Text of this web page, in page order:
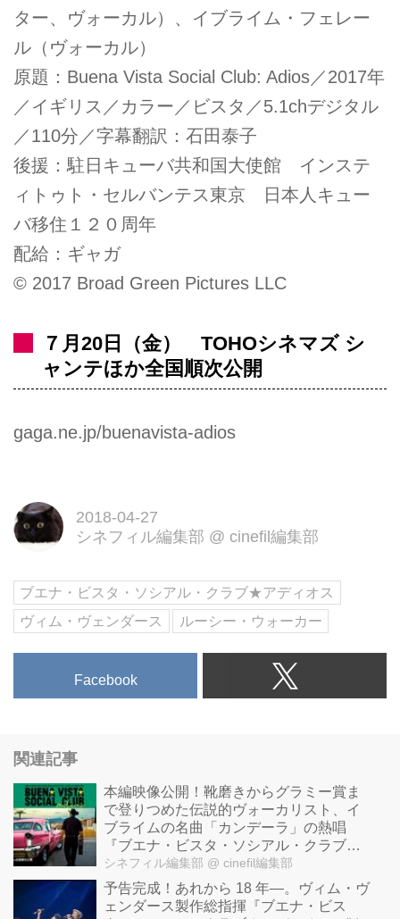
ター、ヴォーカル）、イブライム・フェレー
ル（ヴォーカル）
原題：Buena Vista Social Club: Adios／2017年
／イギリス／カラー／ビスタ／5.1chデジタル
／110分／字幕翻訳：石田泰子
後援：駐日キューバ共和国大使館 インステ
ィトゥト・セルバンテス東京 日本人キュー
バ移住１２０周年
配給：ギャガ
© 2017 Broad Green Pictures LLC
７月20日（金） TOHOシネマズ シ
ャンテほか全国順次公開
gaga.ne.jp/buenavista-adios
2018-04-27
シネフィル編集部 @ cinefil編集部
ブエナ・ビスタ・ソシアル・クラブ★アディオス
ヴィム・ヴェンダース
ルーシー・ウォーカー
Facebook
関連記事
本編映像公開！靴磨きからグラミー賞ま
で登りつめた伝説的ヴォーカリスト、イ
ブライムの名曲「カンデーラ」の熱唱
『ブエナ・ビスタ・ソシアル・クラブ★
アディオス』
シネフィル編集部 @ cinefil編集部
予告完成！あれから 18 年―。ヴィム・ヴ
ェンダース製作総指揮『ブエナ・ビス